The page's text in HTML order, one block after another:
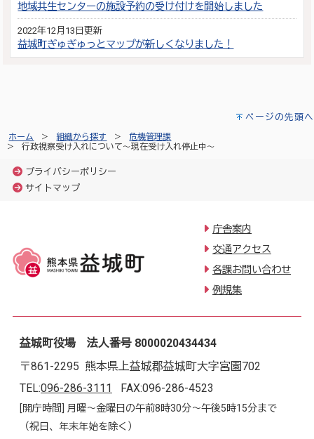
地域共生センターの施設予約の受け付けを開始しました
2022年12月13日更新
益城町ぎゅぎゅっとマップが新しくなりました！
ページの先頭へ
ホーム 組織から探す
危機管理課
行政視察受け入れについて～現在受け入れ停止中～
プライバシーポリシー
サイトマップ
庁舎案内
交通アクセス
各課お問い合わせ
例規集
益城町役場 法人番号 8000020434434
〒861-2295 熊本県上益城郡益城町大字宮園702
TEL:096-286-3111 FAX:096-286-4523
[開庁時間] 月曜～金曜日の午前8時30分～午後5時15分まで
（祝日、年末年始を除く）